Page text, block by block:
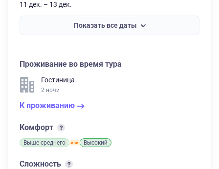
11 дек. – 13 дек.
Показать все даты
Проживание во время тура
Гостиница
2 ночи
К проживанию
Комфорт
Выше среднего Высокий
Сложность